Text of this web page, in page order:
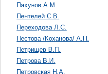
Пахунов А.М.
Пентелей С.В.
Переходова Л.С.
Пестова /Коханова/ А.Н.
Петрищев В.П.
Петрова В.И.
Петровская Н.А.